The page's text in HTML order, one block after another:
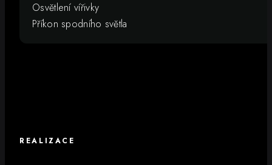
Osvětlení vířivky
Příkon spodního světla
REALIZACE